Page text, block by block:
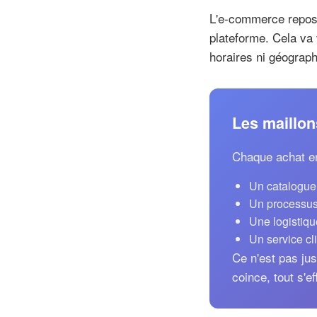
L'e-commerce
plateforme. Cela
horaires ni
Les
Chaque achat
Un
Un
Une
Un service
Ce n'est pas
coince, tout